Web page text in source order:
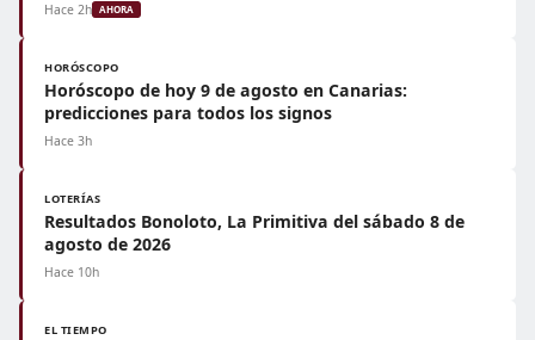
Hace 2h AHORA
HORÓSCOPO
Horóscopo de hoy 9 de agosto en Canarias:
predicciones para todos los signos
Hace 3h
LOTERÍAS
Resultados Bonoloto, La Primitiva del sábado 8 de
agosto de 2026
Hace 10h
EL TIEMPO